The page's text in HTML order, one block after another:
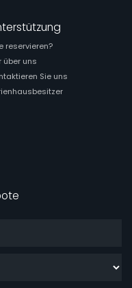
reservieren?
über uns
Sie uns